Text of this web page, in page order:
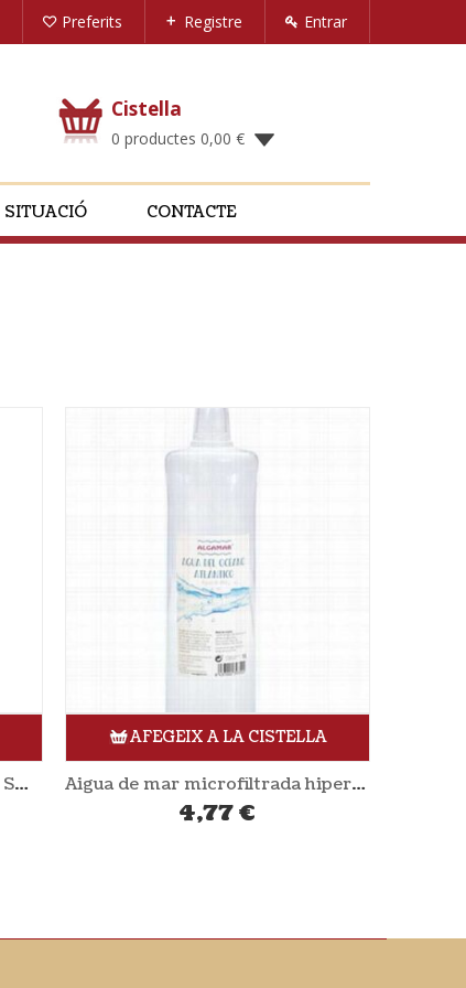
Preferits Registre Entrar
Cistella
0 productes 0,00 €
SITUACIÓ CONTACTE
Aigua de mar microfiltrada 5L SOL NATURAL
AFEGEIX A LA CISTELLA
Aigua de mar microfiltrada hipertònica 1L ALGAMAR
4,77€